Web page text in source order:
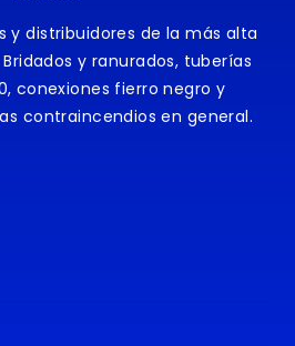
y distribuidores de la más alta
y ranurados, tuberías
conexiones fierro negro y
contraincendios en general.